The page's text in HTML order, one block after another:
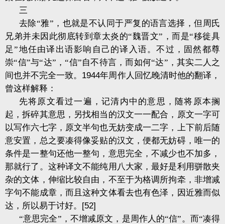
三
去除“雅”，也就是不认同于严复的语言选择，但周氏
兄弟并未因此彻底转到章太炎的“魏晋文”，而是“移徙具
足”地任由译出语影响自己的译入语。不过，固然都尊
崇“信”与“达”，“信”自不待言，而如何“达”，其实二人之
间也并不完全一致。 1944年周作人回忆晚清时他的翻译，
曾这样解释：
先将原文看过一遍，记清内中的意思，随将原本搁
起，拆碎其意思，另找相当的汉文一一配合，原文一字可
以写作六七字，原文半句也无妨变成一二字，上下前后随
意安置，总之要凑得像妥贴的汉文，便都无妨碍，唯一的
条件是一整句还他一整句，意思完全，不减少也不加多，
那就行了。这种译文不能纯用八大家，最好是利用骈散夹
杂的文体，伸缩比较自由，不至于为格调所拘牵，非增减
字句不能成章，而且这种文体看去也有色泽，因近雅而似
达，所以易于讨好。 [52]
“意思完全”，不增减原文，是周作人的“信”。而“凑得